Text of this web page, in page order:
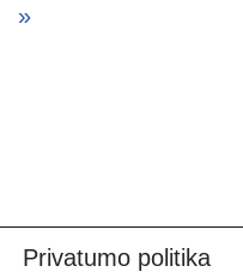
»
Privatumo politika